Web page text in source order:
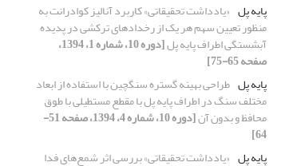
پایه پل «یادداشت تحقیقاتی» کاربرد آنالیز کوادرانت به
منظور تعیین سهم هر یک از رخدادهای ترکشی در پدیده
آبشستگی اطراف پایه پل [دوره 10، شماره 1، 1394،
صفحه 65-75]
پایه پل طراحی بهینه گستره سنگچین با استفاده از ابعاد
مختلف سنگ در اطراف پایه پل با مقطع مستطیلی با طوق
محافظ و بدون آن [دوره 10، شماره 4، 1394، صفحه 51-
64]
پایه پل «یادداشت تحقیقاتی» بررسی اثر شمع‌های فدا